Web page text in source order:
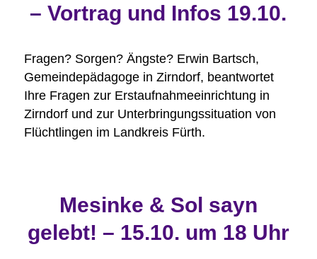
– Vortrag und Infos 19.10.
Fragen? Sorgen? Ängste? Erwin Bartsch,
Gemeindepädagoge in Zirndorf, beantwortet
Ihre Fragen zur Erstaufnahmeeinrichtung in
Zirndorf und zur Unterbringungssituation von
Flüchtlingen im Landkreis Fürth.
Mesinke & Sol sayn
gelebt! – 15.10. um 18 Uhr